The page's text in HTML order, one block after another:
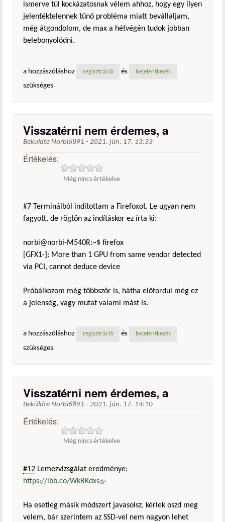
ismerve túl kockázatosnak vélem ahhoz, hogy egy ilyen
jelentéktelennek tűnő probléma miatt bevállaljam,
még átgondolom, de max a hétvégén tudok jobban
belebonyolódni.
a hozzászóláshoz regisztráció és bejelentkezés
szükséges
Visszatérni nem érdemes, a
Beküldte Norbi6891 - 2021. jún. 17. 13:33
Értékelés:
Még nincs értékelve
#7 Terminálból indítottam a Firefoxot. Le ugyan nem
fagyott, de rögtön az indításkor ez írta ki:
norbi@norbi-M540R:~$ firefox
[GFX1-]: More than 1 GPU from same vendor detected
via PCI, cannot deduce device
Próbálkozom még többször is, hátha előfordul még ez
a jelenség, vagy mutat valami mást is.
a hozzászóláshoz regisztráció és bejelentkezés
szükséges
Visszatérni nem érdemes, a
Beküldte Norbi6891 - 2021. jún. 17. 14:10
Értékelés:
Még nincs értékelve
#12 Lemezvizsgálat eredménye:
https://ibb.co/WkBKdxs(külső hivatkozás)
Ha esetleg másik módszert javasolsz, kérlek oszd meg
velem, bár szerintem az SSD-vel nem nagyon lehet